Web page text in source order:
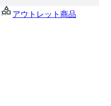
アウトレット商品